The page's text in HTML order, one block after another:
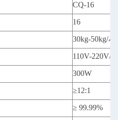
CQ-16
16
30kg-50kg/시
110V-220V/
300W
≥12:1
≥ 99.99%